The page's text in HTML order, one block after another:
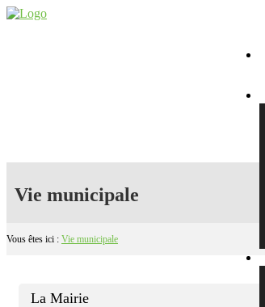
Vie municipale
Vous êtes ici : Vie municipale
La Mairie